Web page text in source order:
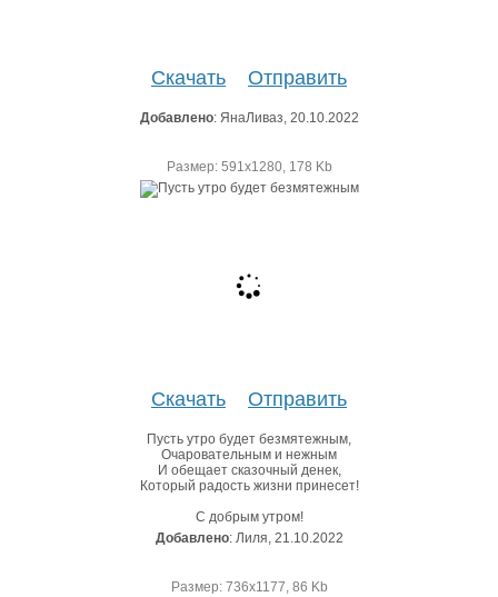
Скачать Отправить
Добавлено: ЯнаЛиваз, 20.10.2022
Размер: 591х1280, 178 Kb
Скачать Отправить
Пусть утро будет безмятежным,
Очаровательным и нежным
И обещает сказочный денек,
Который радость жизни принесет!
С добрым утром!
Добавлено: Лиля, 21.10.2022
Размер: 736х1177, 86 Kb